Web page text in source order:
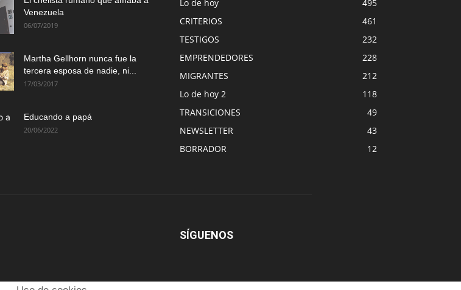
Venezuela
06/07/2019
Martha Gellhorn nunca fue la
tercera esposa de nadie, ni...
17/03/2017
Educando a papá
20/06/2022
Lo de hoy
495
CRITERIOS
461
TESTIGOS
232
EMPRENDEDORES
228
MIGRANTES
212
Lo de hoy 2
118
TRANSICIONES
49
NEWSLETTER
43
BORRADOR
12
SÍGUENOS